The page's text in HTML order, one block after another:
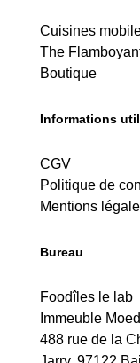
Cuisines
The
Boutique
Informations
CGV
Politique de
Mentions
Bureau
Foodîles le lab
Immeuble
488 rue de la